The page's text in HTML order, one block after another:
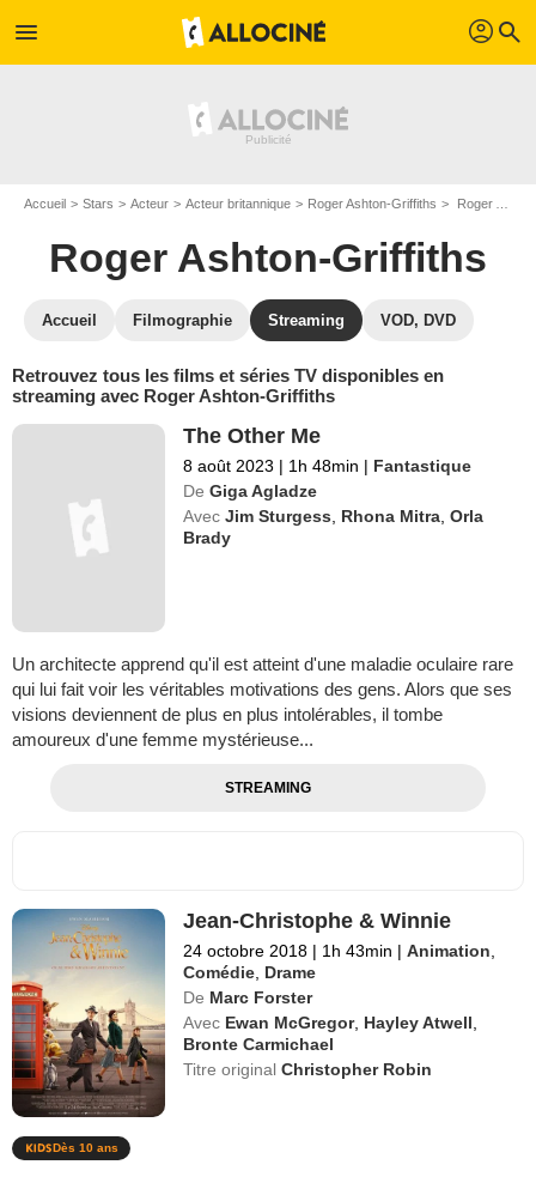
menu profil search
Accueil Stars Acteur Acteur britannique Roger Ashton-Griffiths Roger Ashton-Griffiths : Films et séries online
Roger Ashton-Griffiths
Accueil Filmographie Streaming VOD, DVD
Retrouvez tous les films et séries TV disponibles en
streaming avec Roger Ashton-Griffiths
The Other Me
8 août 2023 | 1h 48min | Fantastique
De Giga Agladze
Avec Jim Sturgess Rhona Mitra ,Orla
Brady
Un architecte apprend qu'il est atteint d'une maladie oculaire rare
qui lui fait voir les véritables motivations des gens. Alors que ses
visions deviennent de plus en plus intolérables, il tombe
amoureux d'une femme mystérieuse...
STREAMING
Jean-Christophe & Winnie
24 octobre 2018 | 1h 43min | Animation
Comédie Drame
De Marc Forster
Avec Ewan McGregor, Hayley Atwell
Bronte Carmichael
Titre originalChristopher Robin
Dès 10 ans